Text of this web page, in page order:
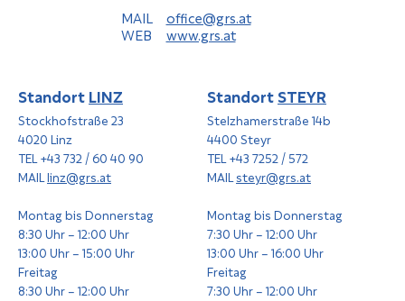
MAIL
office@grs.at
WEB www.grs.at
StandortLINZ
Stockhofstraße 23
4020 Linz
TEL +43 732 / 60 40 90
MAILlinz@grs.at
Montag bis Donnerstag
8:30 Uhr – 12:00 Uhr
13:00 Uhr – 15:00 Uhr
Freitag
8:30 Uhr – 12:00 Uhr
StandortSTEYR
Stelzhamerstraße 14b
4400 Steyr
TEL +43 7252 / 572
MAILsteyr@grs.at
Montag bis Donnerstag
7:30 Uhr – 12:00 Uhr
13:00 Uhr – 16:00 Uhr
Freitag
7:30 Uhr – 12:00 Uhr